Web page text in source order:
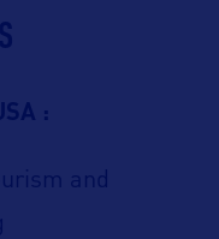
:
and